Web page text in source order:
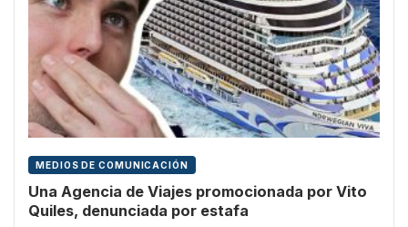
MEDIOS DE COMUNICACIÓN
Una Agencia de Viajes promocionada por Vito
Quiles, denunciada por estafa